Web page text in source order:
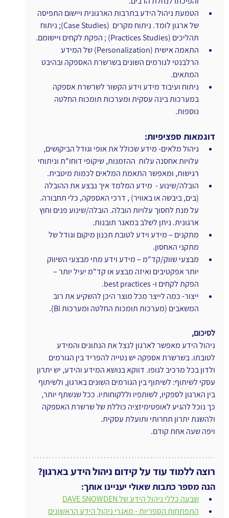
הטמעת ניהול הידע בתרבות הארגונית ויישום התפיסה
של ארגון לומד. ניתוח מקרים  (Case Studies); ניתוח
תהליכים (Practices Studies) ; הפקת לקחים ויישומם.
התאמה אישית (Personalization) של המידע
הרלבנטי לגורמים השונים בשרשרת האספקה ובהיבט
המתאים.
ניתוח ועיבוד מידע וידע הקשור לשרשרת אספקה
במערכות בינה עסקית ומערכות תומכות החלטה
נוספות.
דוגמאות ספציפיות:
ניהול מלאים- מידע שכולל את אופי וגודל הביקושים,
עלויות אחסנה עלות  ההזמנות, שיקופי דוחו"ת וניתוחי
רגישות, ומאפשר התאמת המלאים לכמות מיטבית.
הובלה/שינוע -  מידע המלמד איך נבצע את ההובלה
(בים, ביבשה או באוויר) , דרכי האספקה, כלי תחבורה.
על מנת לחסוך עלויות הובלה. הובלה/שינוע פנים וחוץ
ארגונית. ניתן לשלב במאגר תובנות.
מתקנים – מידע וידע לטובת תכנון מיקום וגודל של
מתקני האחסון.
מבצעי שווק/קד"מ – מידע וידע מתי מבצעי השיווק
יותר אפקטיבים ואיזה מבצע או קד"מ יעיל יותר –
הפקת לקחים ו- best practices.
ייצור- כמה לייצר מכל מוצר היכן להשקיע את רוב
המשאבים (מערכות תומכות החלטה ומערכות BI).
לסיכום,
ניהול הידע מאפשר לארגון לנצל את הנתונים והמידע
לטובתו. בשרשרת אספקה יש נטייה להפריד בין הגורמים
ולדון בכל מרכיב לגופו. דווקא בנושא המידע והידע, יש יתרון
עסקי לשיתוף: לשיתוף בין הגורמים השונים בארגון, ולשיתוף
בין הארגון לספקיו, לשותפיו וללקוחותיו. ככל שנשתף יותר,
כך נוכל להגיע לאופטימיזציה כוללת של שרשרת האספקה
ולהשגת יתרון תחרותי ותועלת עסקית.
ויפה שעה אחת קודם.
רוצה ללמוד עוד על קידום ניהול הידע בארגון?
הנה מספר כתבות שאולי יעניינו אותך:
שבעה כללי ניהול הידע של DAVE SNOWDEN
התפתחות הספריות - מאגרי ניהול הידע הראשונים